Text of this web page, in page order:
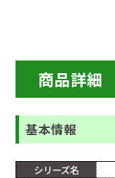
商品詳細
基本情報
シリーズ名